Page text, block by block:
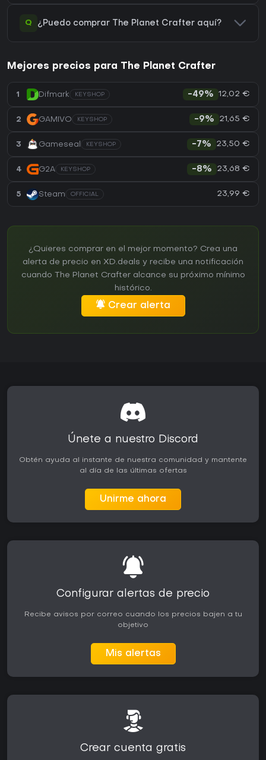
Q ¿Puedo comprar The Planet Crafter aquí?
Mejores precios para The Planet Crafter
1 Difmark KEYSHOP -49% 12,02 €
2 GAMIVO KEYSHOP -9% 21,65 €
3 Gameseal KEYSHOP -7% 23,50 €
4 G2A KEYSHOP -8% 23,68 €
5 Steam OFFICIAL 23,99 €
¿Quieres comprar en el mejor momento? Crea una
alerta de precio en XD.deals y recibe una notificación
cuando The Planet Crafter alcance su próximo mínimo
histórico.
Crear alerta
Únete a nuestro Discord
Obtén ayuda al instante de nuestra comunidad y mantente
al día de las últimas ofertas
Unirme ahora
Configurar alertas de precio
Recibe avisos por correo cuando los precios bajen a tu
objetivo
Mis alertas
Crear cuenta gratis